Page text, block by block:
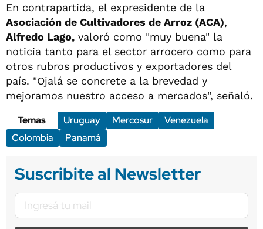
En contrapartida, el expresidente de la
Asociación de Cultivadores de Arroz (ACA),
Alfredo Lago, valoró como "muy buena" la
noticia tanto para el sector arrocero como para
otros rubros productivos y exportadores del
país. "Ojalá se concrete a la brevedad y
mejoramos nuestro acceso a mercados", señaló.
Temas
Uruguay Mercosur
Venezuela
Colombia
Panamá
Suscribite al Newsletter